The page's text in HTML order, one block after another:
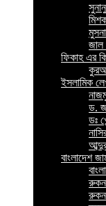
জাল
ফিকাহ এর
ইসলামিক
ড.
ডঃ
বাংলাদেশ
রুকন
রুকন